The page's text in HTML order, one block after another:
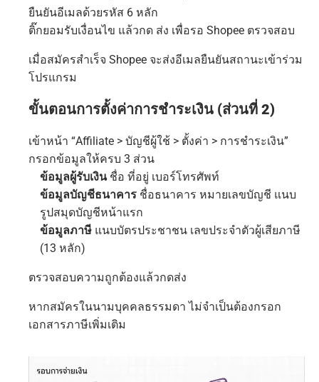
ยืนยันอีเมลด้วยรหัส 6 หลัก
ติ๊กยอมรับเงื่อนไข แล้วกด ส่ง เพื่อรอ Shopee ตรวจสอบ
เมื่อสมัครสำเร็จ Shopee จะส่งอีเมลยืนยันสถานะเข้าร่วม
โปรแกรม
ขั้นตอนการตั้งค่าการชำระเงิน (ส่วนที่ 2)
เข้าหน้า “Affiliate > บัญชีผู้ใช้ > ตั้งค่า > การชำระเงิน”
กรอกข้อมูลให้ครบ 3 ส่วน
ข้อมูลผู้รับเงินชื่อ ที่อยู่ เบอร์โทรศัพท์
ข้อมูลบัญชีธนาคาร ชื่อธนาคาร หมายเลขบัญชี แนบ
รูปสมุดบัญชีหน้าแรก
ข้อมูลภาษี แนบบัตรประชาชน เลขประจำตัวผู้เสียภาษี
(13 หลัก)
ตรวจสอบความถูกต้องแล้วกดส่ง
หากสมัครในนามบุคคลธรรมดา ไม่จำเป็นต้องกรอก
เอกสารภาษีเพิ่มเติม